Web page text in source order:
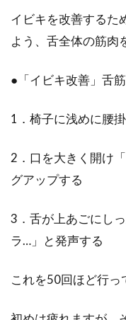
イビキを改善するた
よう、舌全体の筋肉
●「イビキ改善」舌
1．椅子に浅めに腰
2．口を大きく開け
グアップする
3．舌が上あごにし
ラ…」と発声する
これを50回ほど行っ